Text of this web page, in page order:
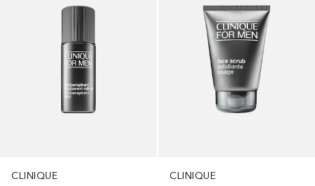
CLINIQUE
CLINIQUE